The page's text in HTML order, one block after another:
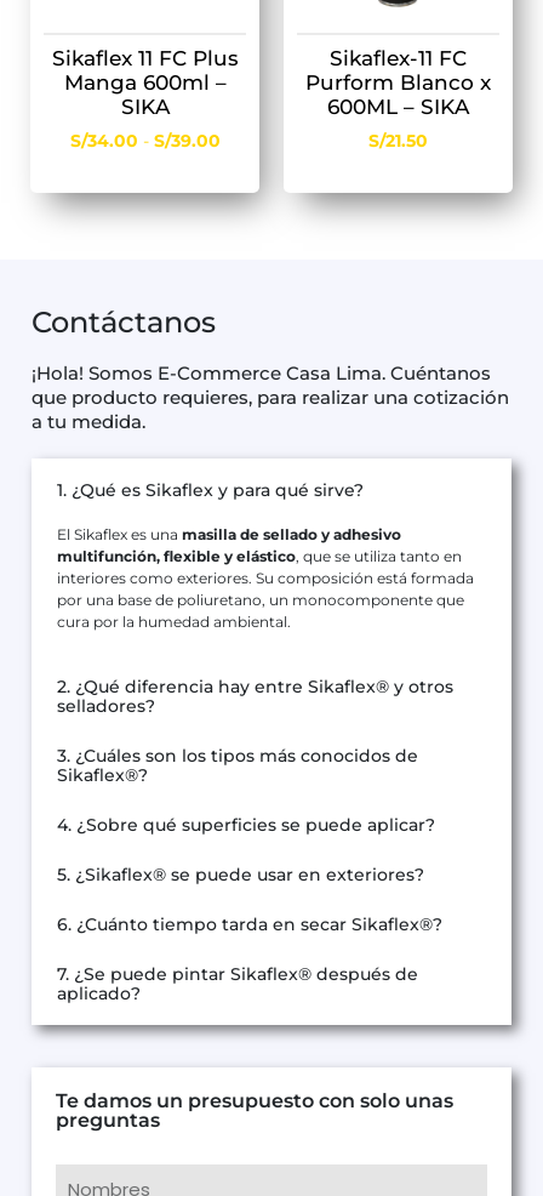
Sikaflex 11 FC Plus
Manga 600ml –
SIKA
S/34.00 - S/39.00
Sikaflex-11 FC
Purform Blanco x
600ML – SIKA
S/21.50
Contáctanos
¡Hola! Somos E-Commerce Casa Lima. Cuéntanos
que producto requieres, para realizar una cotización
a tu medida.
1. ¿Qué es Sikaflex y para qué sirve?
El Sikaflex es una masilla de sellado y adhesivo
multifunción, flexible y elástico, que se utiliza tanto en
interiores como exteriores. Su composición está formada
por una base de poliuretano, un monocomponente que
cura por la humedad ambiental.
2. ¿Qué diferencia hay entre Sikaflex® y otros
selladores?
3. ¿Cuáles son los tipos más conocidos de
Sikaflex®?
4. ¿Sobre qué superficies se puede aplicar?
5. ¿Sikaflex® se puede usar en exteriores?
6. ¿Cuánto tiempo tarda en secar Sikaflex®?
7. ¿Se puede pintar Sikaflex® después de
aplicado?
Te damos un presupuesto con solo unas
preguntas